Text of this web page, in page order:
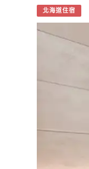
北海道住宿